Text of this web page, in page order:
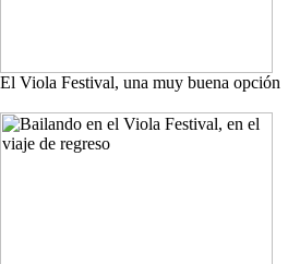
El Viola Festival, una muy buena opción